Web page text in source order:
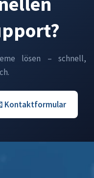
lösen – schnell,